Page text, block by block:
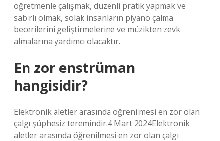
öğretmenle çalışmak, düzenli pratik yapmak ve
sabırlı olmak, solak insanların piyano çalma
becerilerini geliştirmelerine ve müzikten zevk
almalarına yardımcı olacaktır.
En zor enstrüman
hangisidir?
Elektronik aletler arasında öğrenilmesi en zor olan
çalgı şüphesiz teremindir.4 Mart 2024Elektronik
aletler arasında öğrenilmesi en zor olan çalgı